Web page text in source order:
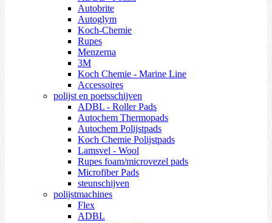
Autobrite
Autoglym
Koch-Chemie
Rupes
Menzerna
3M
Koch Chemie - Marine Line
Accessoires
polijst en poetsschijven
ADBL - Roller Pads
Autochem Thermopads
Autochem Polijstpads
Koch Chemie Polijstpads
Lamsvel - Wool
Rupes foam/microvezel pads
Microfiber Pads
steunschijven
polijstmachines
Flex
ADBL